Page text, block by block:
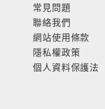
常見問題
聯絡我們
網站使用條款
隱私權政策
個人資料保護法